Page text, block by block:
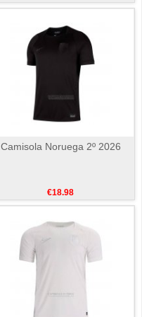
Camisola Noruega 2º 2026
€18.98